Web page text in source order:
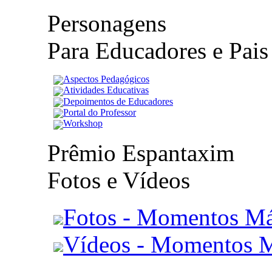
Personagens
Para Educadores e Pais
Aspectos Pedagógicos
Atividades Educativas
Depoimentos de Educadores
Portal do Professor
Workshop
Prêmio Espantaxim
Fotos e Vídeos
Fotos - Momentos
Vídeos - Momentos